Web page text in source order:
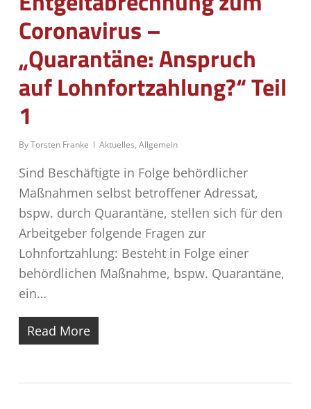
Coronavirus –
„Quarantäne: Anspruch
auf Lohnfortzahlung?“ Teil
1
ByTorsten Franke Aktuelles, Allgemein
Sind Beschäftigte in Folge behördlicher
Maßnahmen selbst betroffener Adressat,
bspw. durch Quarantäne, stellen sich für den
Arbeitgeber folgende Fragen zur
Lohnfortzahlung: Besteht in Folge einer
behördlichen Maßnahme, bspw. Quarantäne,
ein…
Read More